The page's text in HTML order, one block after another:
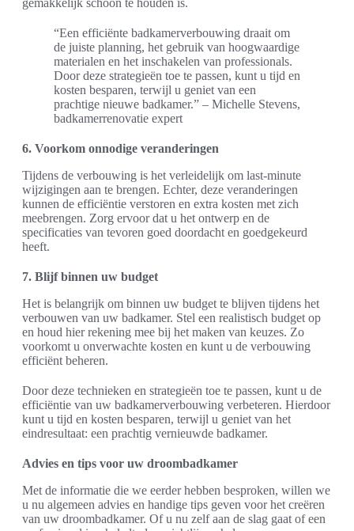
gemakkelijk schoon te houden is.
“Een efficiënte badkamerverbouwing draait om
de juiste planning, het gebruik van hoogwaardige
materialen en het inschakelen van professionals.
Door deze strategieën toe te passen, kunt u tijd en
kosten besparen, terwijl u geniet van een
prachtige nieuwe badkamer.” – Michelle Stevens,
badkamerrenovatie expert
6. Voorkom onnodige veranderingen
Tijdens de verbouwing is het verleidelijk om last-minute
wijzigingen aan te brengen. Echter, deze veranderingen
kunnen de efficiëntie verstoren en extra kosten met zich
meebrengen. Zorg ervoor dat u het ontwerp en de
specificaties van tevoren goed doordacht en goedgekeurd
heeft.
7. Blijf binnen uw budget
Het is belangrijk om binnen uw budget te blijven tijdens het
verbouwen van uw badkamer. Stel een realistisch budget op
en houd hier rekening mee bij het maken van keuzes. Zo
voorkomt u onverwachte kosten en kunt u de verbouwing
efficiënt beheren.
Door deze technieken en strategieën toe te passen, kunt u de
efficiëntie van uw badkamerverbouwing verbeteren. Hierdoor
kunt u tijd en kosten besparen, terwijl u geniet van het
eindresultaat: een prachtig vernieuwde badkamer.
Advies en tips voor uw droombadkamer
Met de informatie die we eerder hebben besproken, willen we
u nu algemeen advies en handige tips geven voor het creëren
van uw droombadkamer. Of u nu zelf aan de slag gaat of een